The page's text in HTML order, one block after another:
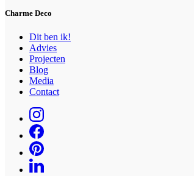
Charme Deco
Dit ben ik!
Advies
Projecten
Blog
Media
Contact